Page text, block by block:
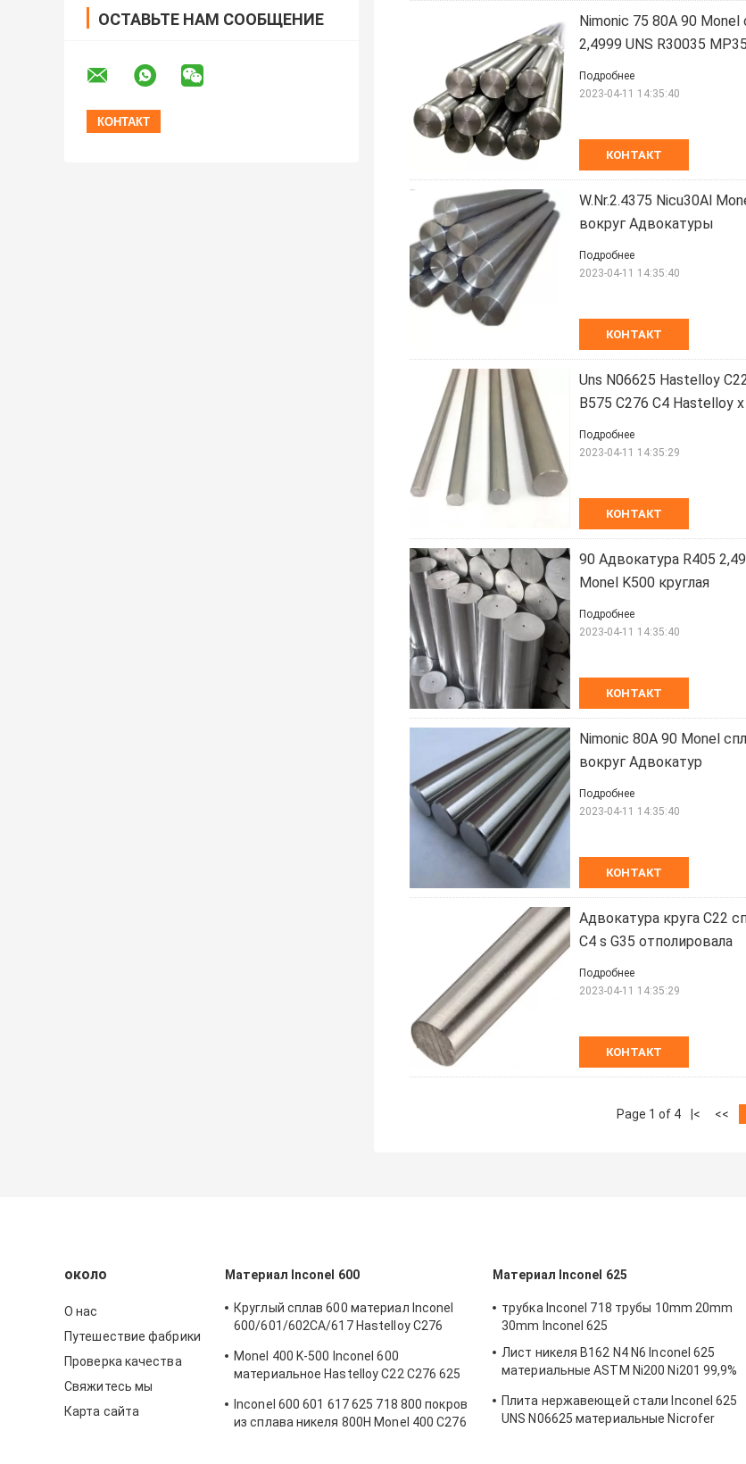
ОСТАВЬТЕ НАМ СООБЩЕНИЕ
Nimonic 75 80A 90
2,4999 UNS R30035
КОНТАКТ
Подробнее
2023-04-11 14:35:40
W.Nr.2.4375 Nicu30Al
вокруг Адвокатуры
КОНТАКТ
Подробнее
2023-04-11 14:35:40
Uns N06625 Hastelloy
B575 C276 C4 Hastelloy
КОНТАКТ
Подробнее
2023-04-11 14:35:29
90 Адвокатура R405
Monel K500 круглая
КОНТАКТ
Подробнее
2023-04-11 14:35:40
Nimonic 80A 90 Monel
вокруг Адвокатур
КОНТАКТ
Подробнее
2023-04-11 14:35:40
Адвокатура круга C22
C4 s G35 отполировала
КОНТАКТ
Подробнее
2023-04-11 14:35:29
Page 1 of 4 |< <<
около
О нас
Путешествие фабрики
Проверка качества
Свяжитесь мы
Карта сайта
Материал Inconel 600
Круглый сплав 600 материал Inconel
600/601/602CA/617 Hastelloy C276
стальной
Monel 400 K-500 Inconel 600
материальное Hastelloy C22 C276 625
плита и лист
Inconel 600 601 617 625 718 800 покров
из сплава никеля 800H Monel 400 C276
Материал Inconel 625
трубка Inconel 718 трубы 10mm 20mm
30mm Inconel 625
Лист никеля B162 N4 N6 Inconel 625
материальные ASTM Ni200 Ni201 99,9%
Плита нержавеющей стали Inconel 625
UNS N06625 материальные Nicrofer